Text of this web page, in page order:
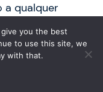
a qualquer
de
you the best
to use this site, we
with that.